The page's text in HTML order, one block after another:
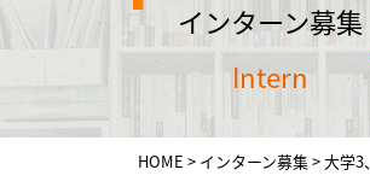
インターン募集
intern
HOME > インターン募集>大学3